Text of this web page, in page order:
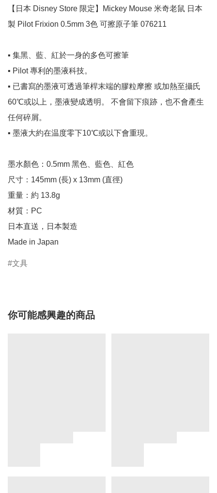
【日本 Disney Store 限定】Mickey Mouse 米奇老鼠 日本
製 Pilot Frixion 0.5mm 3色 可擦原子筆 076211
▪️ 集黑、藍、紅於一身的多色可擦筆
▪️ Pilot 專利的墨液科技。
▪️ 已書寫的墨液可透過筆桿末端的膠粒摩擦 或加熱至攝氏
60℃或以上，墨液變成透明。 不會留下痕跡，也不會產生
任何碎屑。
▪️ 墨液大約在温度零下10℃或以下會重現。
墨水顏色：0.5mm 黑色、藍色、紅色
尺寸：145mm (長) x 13mm (直徑)
重量：約 13.8g
材質：PC
日本直送，日本製造
Made in Japan
文具
你可能感興趣的商品